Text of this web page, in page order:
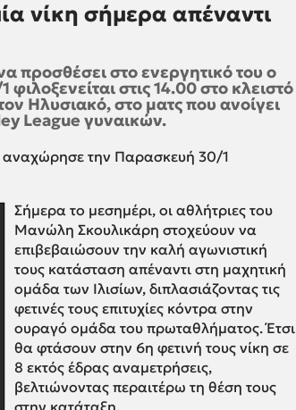
νίκη σήμερα απέναντι
προσθέσει στο ενεργητικό του ο
στις 14.00 στο κλειστό
Ηλυσιακό, στο ματς που ανοίγει
League γυναικών.
αναχώρησε την Παρασκευή 30/1
Σήμερα το μεσημέρι, οι αθλήτριες του
Μανώλη Σκουλικάρη στοχεύουν να
επιβεβαιώσουν την καλή αγωνιστική
τους κατάσταση απέναντι στη μαχητική
ομάδα των Ιλισίων, διπλασιάζοντας τις
φετινές τους επιτυχίες κόντρα στην
ουραγό ομάδα του πρωταθλήματος. Έτσι
θα φτάσουν στην 6η φετινή τους νίκη σε
8 εκτός έδρας αναμετρήσεις,
βελτιώνοντας περαιτέρω τη θέση τους